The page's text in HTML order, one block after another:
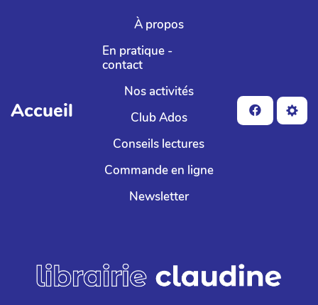
Aller au contenu principal
Accueil
À propos
En pratique -
contact
Nos activités
Club Ados
Conseils lectures
Commande en ligne
Newsletter